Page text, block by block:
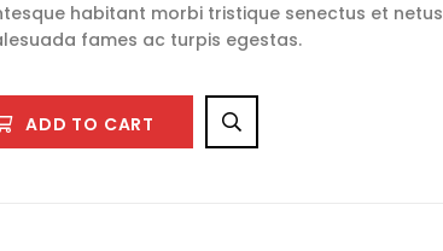
habitant morbi tristique senectus et netus
fames ac turpis egestas.
ADD TO CART